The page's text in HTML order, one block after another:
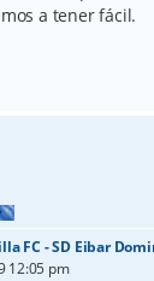
a tener fácil.
FC - SD Eibar
12:05 pm